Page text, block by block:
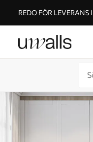
REDO FÖR LEVERANS